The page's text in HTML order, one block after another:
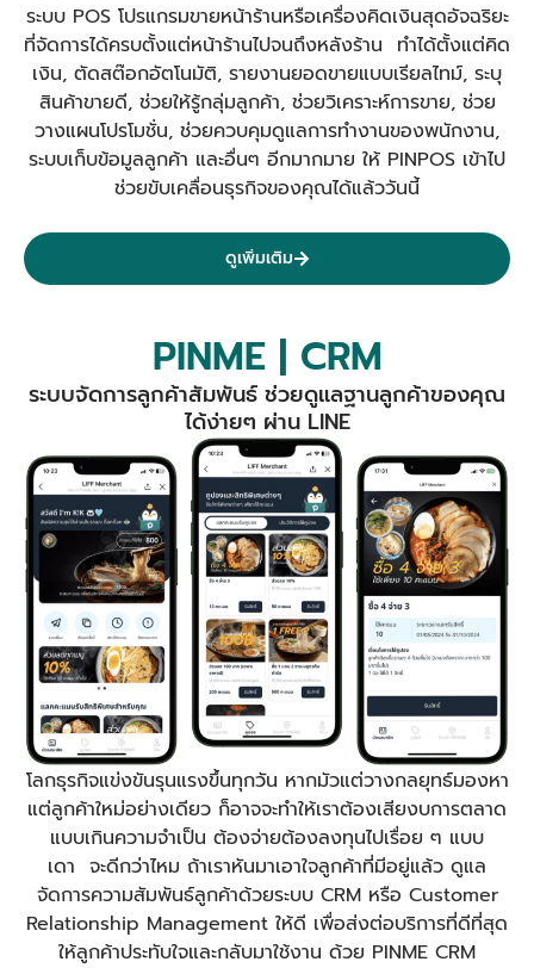
ระบบ POS โปรแกรมขายหน้าร้านหรือเครื่องคิดเงินสุดอัจฉริยะ
ที่จัดการได้ครบตั้งแต่หน้าร้านไปจนถึงหลังร้าน ทำได้ตั้งแต่คิด
เงิน, ตัดสต๊อกอัตโนมัติ, รายงานยอดขายแบบเรียลไทม์, ระบุ
สินค้าขายดี, ช่วยให้รู้กลุ่มลูกค้า, ช่วยวิเคราะห์การขาย, ช่วย
วางแผนโปรโมชั่น, ช่วยควบคุมดูแลการทำงานของพนักงาน,
ระบบเก็บข้อมูลลูกค้า และอื่นๆ อีกมากมาย ให้ PINPOS เข้าไป
ช่วยขับเคลื่อนธุรกิจของคุณได้แล้ววันนี้
ดูเพิ่มเติม
PINME | CRM
ระบบจัดการลูกค้าสัมพันธ์ ช่วยดูแลฐานลูกค้าของคุณ
ได้ง่ายๆ ผ่าน LINE
โลกธุรกิจแข่งขันรุนแรงขึ้นทุกวัน หากมัวแต่วางกลยุทธ์มองหา
แต่ลูกค้าใหม่อย่างเดียว ก็อาจจะทำให้เราต้องเสียงบการตลาด
แบบเกินความจำเป็น ต้องจ่ายต้องลงทุนไปเรื่อย ๆ แบบ
เดา จะดีกว่าไหม ถ้าเราหันมาเอาใจลูกค้าที่มีอยู่แล้ว ดูแล
จัดการความสัมพันธ์ลูกค้าด้วยระบบ CRM หรือ Customer
Relationship Management ให้ดี เพื่อส่งต่อบริการที่ดีที่สุด
ให้ลูกค้าประทับใจและกลับมาใช้งาน ด้วย PINME CRM